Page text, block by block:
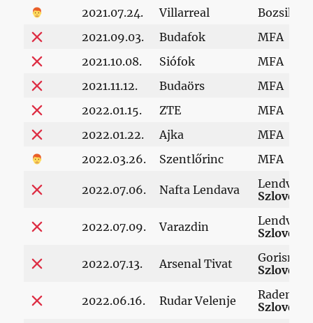
2021.07.24.
Villarreal
Bozsik
2021.09.03.
Budafok
MFA
2021.10.08.
Siófok
MFA
2021.11.12.
Budaörs
MFA
2022.01.15.
ZTE
MFA
2022.01.22.
Ajka
MFA
2022.03.26.
Szentlőrinc MFA
2022.07.06. Nafta Lendava
Lendva,
Szlovénia
2022.07.09. Varazdin
Lendva,
Szlovénia
2022.07.13. Arsenal Tivat
Szlovénia
2022.06.16. Rudar Velenje
Rademci,
Szlovénia